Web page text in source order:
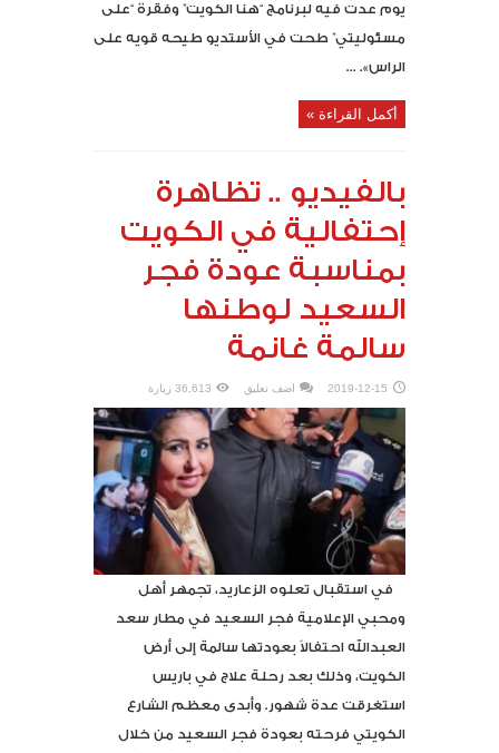
يوم عدت فيه لبرنامج “هنا الكويت” وفقرة “على
مسئوليتي” طحت في الأستديو طيحه قويه على
الراس». ...
أكمل القراءة »
بالفيديو .. تظاهرة
إحتفالية في الكويت
بمناسبة عودة فجر
السعيد لوطنها
سالمة غانمة
2019-12-15 اضف تعليق 36,613 زيارة
في استقبال تعلوه الزعاريد، تجمهر أهل
ومحبي الإعلامية فجر السعيد في مطار سعد
العبدالله احتفالاً بعودتها سالمة إلى أرض
الكويت، وذلك بعد رحلة علاج في باريس
استغرقت عدة شهور. وأبدى معظم الشارع
الكويتي فرحته بعودة فجر السعيد من خلال